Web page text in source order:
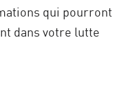
qui pourront
dans votre lutte